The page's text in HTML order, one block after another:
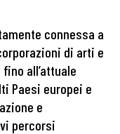
connessa a
di arti e
all’attuale
Paesi europei e
e
percorsi